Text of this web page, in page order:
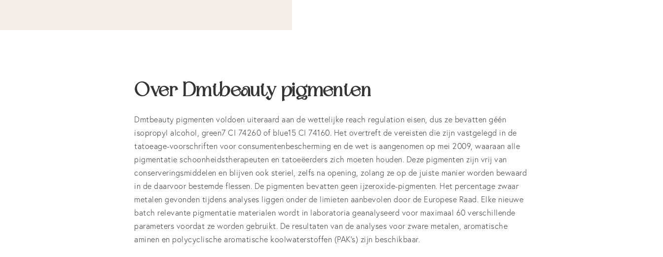
Over Dmtbeauty pigmenten
Dmtbeauty pigmenten voldoen uiteraard aan de wettelijke reach regulation eisen, dus ze bevatten géén
isopropyl alcohol, green7 CI 74260 of blue15 CI 74160. Het overtreft de vereisten die zijn vastgelegd in de
tatoeage-voorschriften voor consumentenbescherming en de wet is aangenomen op mei 2009, waaraan alle
pigmentatie schoonheidstherapeuten en tatoeëerders zich moeten houden. Deze pigmenten zijn vrij van
conserveringsmiddelen en blijven ook steriel, zelfs na opening, zolang ze op de juiste manier worden bewaard
in de daarvoor bestemde flessen. De pigmenten bevatten geen ijzeroxide-pigmenten. Het percentage zwaar
metalen gevonden tijdens analyses liggen onder de limieten aanbevolen door de Europese Raad. Elke nieuwe
batch relevante pigmentatie materialen wordt in laboratoria geanalyseerd voor maximaal 60 verschillende
parameters voordat ze worden gebruikt. De resultaten van de analyses voor zware metalen, aromatische
aminen en polycyclische aromatische koolwaterstoffen (PAK’s) zijn beschikbaar.